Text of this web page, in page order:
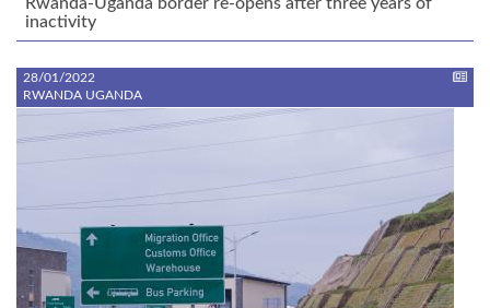
inactivity
28/01/2022
RWANDA UGANDA